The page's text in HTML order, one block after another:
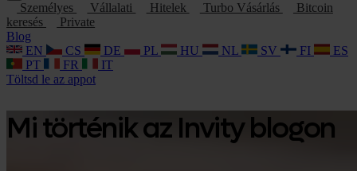
Személyes Vállalati Hitelek Turbo Vásárlás
Bitcoin
keresés
Private
Blog
EN
CS DE PL HU NL SV FI
ES
PT
FR
IT
Töltsd le az appot
Mi történik az Invity blogon